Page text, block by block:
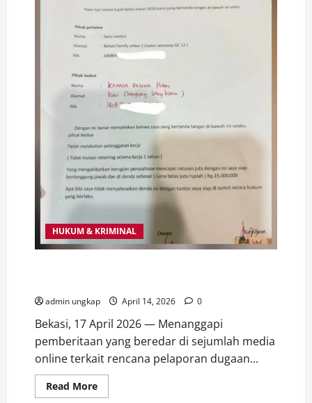
HUKUM & KRIMINAL
admin ungkap April 14, 2026 0
Bekasi, 17 April 2026 — Menanggapi
pemberitaan yang beredar di sejumlah media
online terkait rencana pelaporan dugaan...
Read MoreRead
more